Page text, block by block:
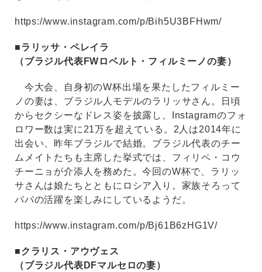
https://www.instagram.com/p/Bih5U3BFHwm/
■ラリッサ・ペレイラ
（ブラジル代表FWロベルト・フィルミーノの妻）
今大会、自身初のW杯出場を果たしたフィルミー
ノの妻は、ブラジル人モデルのラリッサさん。日頃
からセクシーなドレス姿を披露し、Instagramのフォ
ロワー数は実に21万を超えている。2人は2014年に
出会い、昨年ブラジルで結婚。ブラジル代表のチー
ムメイトたちも主席した挙式では、フィリペ・コウ
チーニョが介添人を務めた。今回のW杯で、ラリッ
サさんは娘たちとともにロシア入り。家族そろって
パパの活躍を楽しみにしているようだ。
https://www.instagram.com/p/Bj61B6zHG1V/
■クラリス・アウヴェス
（ブラジル代表DFマルセロの妻）